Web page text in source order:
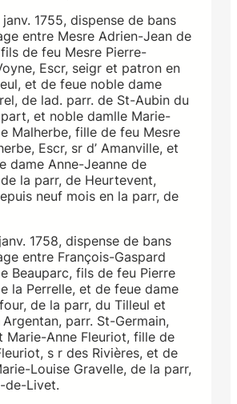
1755, dispense de bans
entre Mesre Adrien-Jean de
de feu Mesre Pierre-
Escr, seigr et patron en
et de feue noble dame
de lad. parr. de St-Aubin du
part, et noble damlle Marie-
Malherbe, fille de feu Mesre
Escr, sr d’ Amanville, et
dame Anne-Jeanne de
la parr, de Heurtevent,
neuf mois en la parr, de
1758, dispense de bans
entre François-Gaspard
Beauparc, fils de feu Pierre
la Perrelle, et de feue dame
de la parr, du Tilleul et
parr. St-Germain,
Marie-Anne Fleuriot, fille de
s r des Rivières, et de
Louise Gravelle, de la parr,
de-Livet.